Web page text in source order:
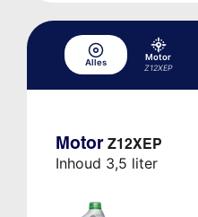
Alles
Motor
Z12XEP
Motor Z12XEP
Inhoud 3,5 liter